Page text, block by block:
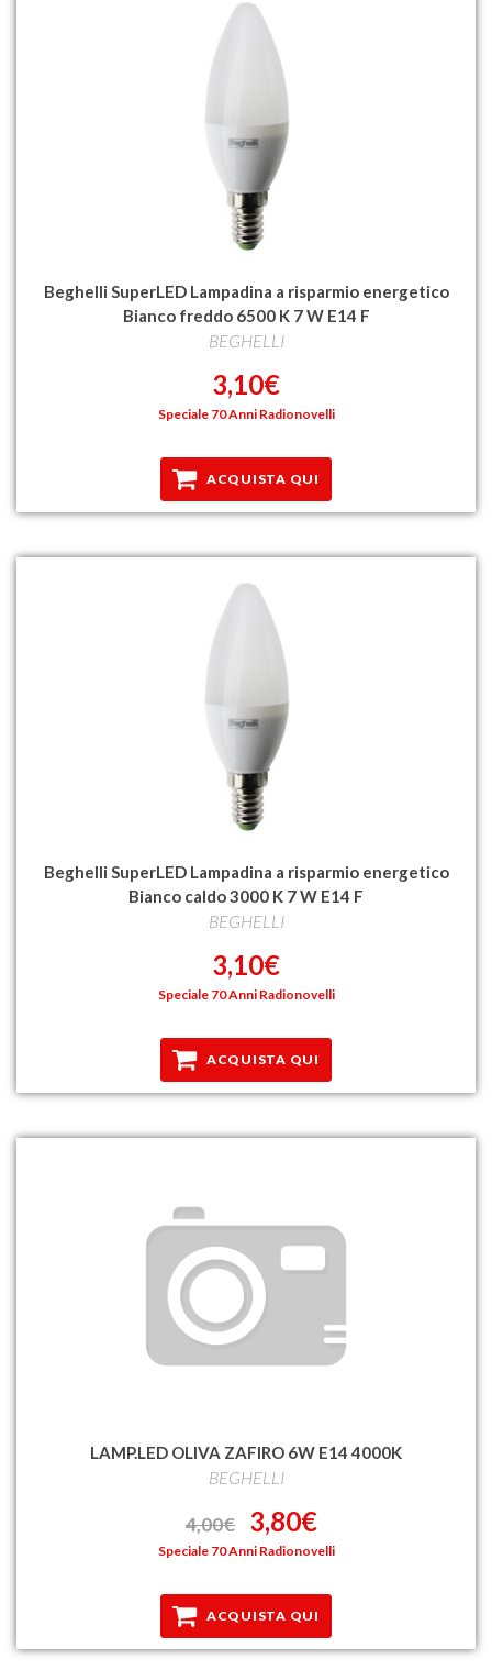
Beghelli SuperLED Lampadina a risparmio energetico
Bianco freddo 6500 K 7 W E14 F
BEGHELLI
3,10€
Speciale 70 Anni Radionovelli
ACQUISTA QUI
Beghelli SuperLED Lampadina a risparmio energetico
Bianco caldo 3000 K 7 W E14 F
BEGHELLI
3,10€
Speciale 70 Anni Radionovelli
ACQUISTA QUI
LAMP.LED OLIVA ZAFIRO 6W E14 4000K
BEGHELLI
4,00€ 3,80€
Speciale 70 Anni Radionovelli
ACQUISTA QUI